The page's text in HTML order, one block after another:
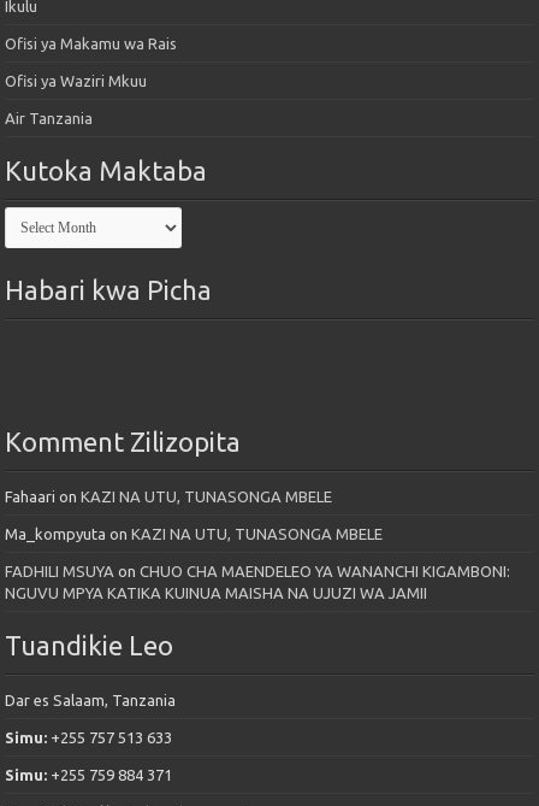
Ikulu
Ofisi ya Makamu wa Rais
Ofisi ya Waziri Mkuu
Air Tanzania
Kutoka Maktaba
Kutoka
Maktaba
Habari kwa Picha
Komment Zilizopita
Fahaari onKAZI NA UTU, TUNASONGA MBELE
Ma_kompyuta onKAZI NA UTU, TUNASONGA MBELE
FADHILI MSUYA onCHUO CHA MAENDELEO YA WANANCHI KIGAMBONI:
NGUVU MPYA KATIKA KUINUA MAISHA NA UJUZI WA JAMII
Tuandikie Leo
Dar es Salaam, Tanzania
Simu: +255 757 513 633
Simu: +255 759 884 371